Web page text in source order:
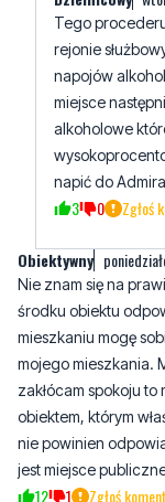
miejsce
alkoholowe
napić do
3 0 Zgłoś
Obiektywny
Nie znam się na
mieszkaniu mogę
mojego mieszkania.
zakłócam spokoju to
obiektem, którym
nie powinien
jest miejsce
12 1 Zgłoś
Agunia poniedziałek,
Ci syfiarze dobrze